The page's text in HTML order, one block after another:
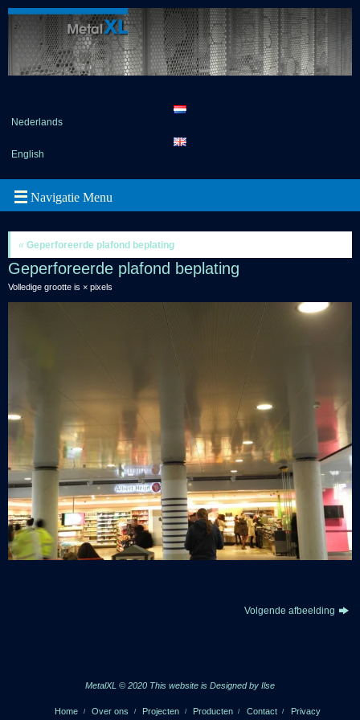
Nederlands
English
« Geperforeerde plafond beplating
Geperforeerde plafond beplating
Volledige grootte is × pixels
Volgende afbeelding
MetalXL © 2020 This website is Designed by Ilse
Home Over ons Projecten Producten Contact
Privacy